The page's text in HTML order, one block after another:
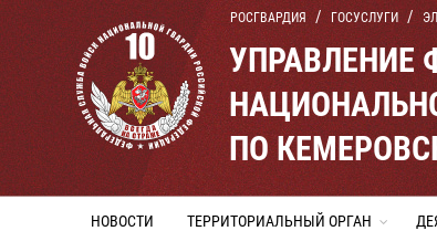
РОСГВАРДИЯ ГОСУСЛУГИ
УПРАВЛЕНИЕ
ПО
НОВОСТИ ТЕРРИТОРИАЛЬНЫЙ ОРГАН